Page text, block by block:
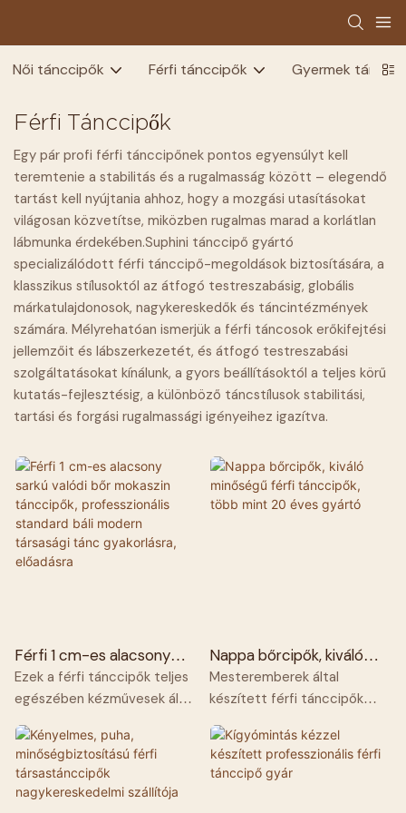
Női tánccipők Férfi tánccipők Gyermek
Férfi Tánccipők
Egy pár profi férfi tánccipőnek pontos egyensúlyt kell
teremtenie a stabilitás és a rugalmasság között – elegendő
tartást kell nyújtania ahhoz, hogy a mozgási utasításokat
világosan közvetítse, miközben rugalmas marad a korlátlan
lábmunka érdekében.Suphini tánccipő gyártó
specializálódott férfi tánccipő-megoldások biztosítására, a
klasszikus stílusoktól az átfogó testreszabásig, globális
márkatulajdonosok, nagykereskedők és táncintézmények
számára. Mélyrehatóan ismerjük a férfi táncosok erőkifejtési
jellemzőit és lábszerkezetét, és átfogó testreszabási
szolgáltatásokat kínálunk, a gyors beállításoktól a teljes körű
kutatás-fejlesztésig, a különböző táncstílusok stabilitási,
tartási és forgási rugalmassági igényeihez igazítva.
Férfi 1 cm-es alacsony
sarkú valódi bőr mokaszin
tánccipők, professzionális
standard báli modern
társasági tánc
gyakorlásra, előadásra
Ezek a férfi tánccipők teljes
egészében kézművesek által
készültek, prémium Nappa
bőrből, amely rugalmas,
finom és rendkívül lélegző. A
bebújós kialakítás könnyű fel-
Nappa bőrcipők, kiváló
minőségű férfi tánccipők,
több mint 20 éves gyártó
Mesteremberek által
készített férfi tánccipők
prémium Nappa bőrből
készültek, rugalmas,
finomszemcsés textúrával
és fényes felülettel. Az